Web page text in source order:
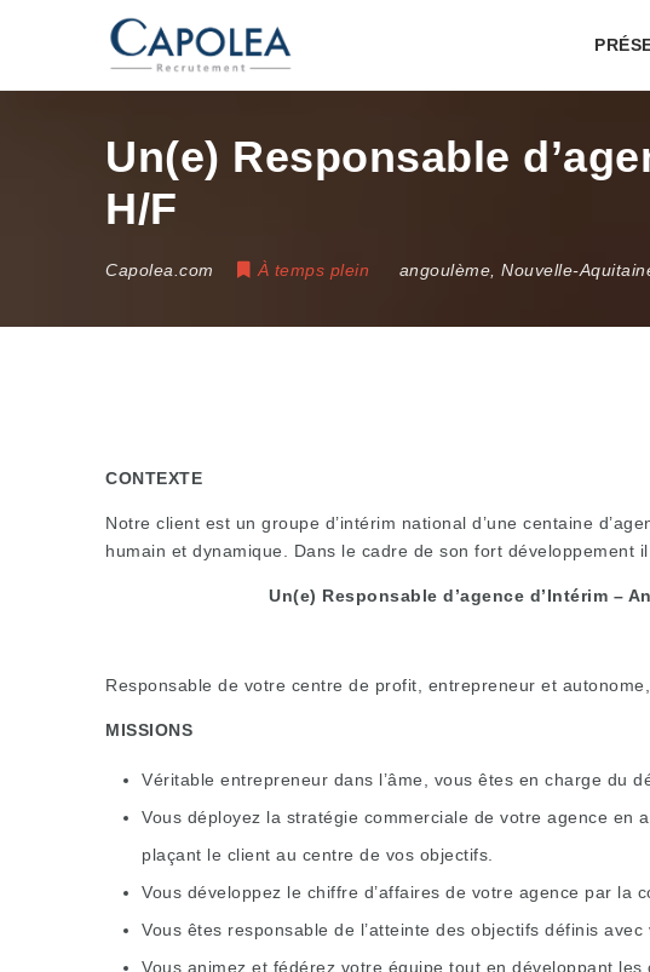
Un(e) Responsable
H/F
Capolea.com À temps plein angoulème Nouvelle-
CONTEXTE
Notre client est un groupe d’intérim national d’une centaine
humain et dynamique. Dans le cadre de son fort développement
Un(e) Responsable d’agence d’Intérim –
Responsable de votre centre de profit, entrepreneur et
MISSIONS
Véritable entrepreneur dans l’âme, vous êtes en charge du
Vous déployez la stratégie commerciale de votre agence en
plaçant le client au centre de vos objectifs.
Vous développez le chiffre d’affaires de votre agence par la
Vous êtes responsable de l’atteinte des objectifs définis avec
Vous animez et fédérez votre équipe tout en développant les